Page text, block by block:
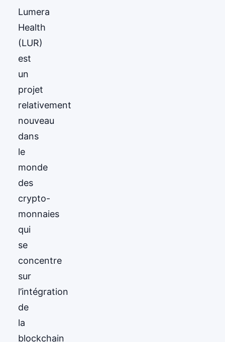
Lumera
Health
(LUR)
est
un
projet
relativement
nouveau
dans
le
monde
des
crypto-
monnaies
qui
se
concentre
sur
l’intégration
de
la
blockchain